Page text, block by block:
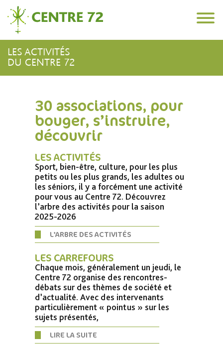
to
content
Centre
72
Site
Officiel
du
d'accueil,
rencontre
partage
Colombes
72
LES ACTIVITÉS
DU CENTRE 72
30 associations, pour
bouger, s’instruire,
découvrir
LES ACTIVITÉS
Sport, bien-être, culture, pour les plus
petits ou les plus grands, les adultes ou
les séniors, il y a forcément une activité
pour vous au Centre 72. Découvrez
l’arbre des activités pour la saison
2025-2026
L’ARBRE DES ACTIVITÉS
LES CARREFOURS
Chaque mois, généralement un jeudi, le
Centre 72 organise des rencontres-
débats sur des thèmes de société et
d’actualité. Avec des intervenants
particulièrement « pointus » sur les
sujets présentés,
LIRE LA SUITE